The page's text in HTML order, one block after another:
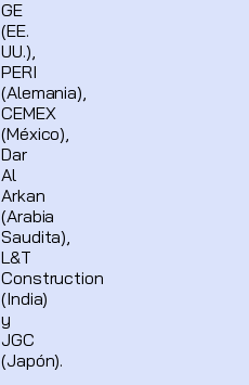
GE
(EE.
UU.),
PERI
(Alemania),
CEMEX
(México),
Dar
Al
Arkan
(Arabia
Saudita),
L&T
Construction
(India)
y
JGC
(Japón).